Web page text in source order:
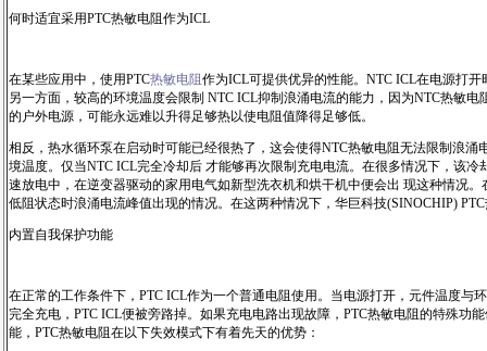
何时适宜采用PTC热敏电阻作为ICL
在某些应用中，使用PTC热敏电阻 作为ICL可提供优异的性能。NTC ICL在电源打
另一方面，较高的环境温度会限制 NTC ICL抑制浪涌电流的能力，因为NTC热敏
的户外电源，可能永远难以升得足够热以使电阻值降得足够低。
相反，热水循环泵在启动时可能已经很热了，这会使得NTC热敏电阻无法限制浪
境温度。仅当NTC ICL完全冷却后 才能够再次限制充电电流。在很多情况下，该
速放电中，在逆变器驱动的家用电气如新型洗衣机和烘干机中便会出 现这种情况
低阻状态时浪涌电流峰值出现的情况。在这两种情况下，华巨科技(SINOCHIP)
内置自我保护功能
在正常的工作条件下，PTC ICL作为一个普通电阻使用。当电源打开，元件温度与
完全充电，PTC ICL便被旁路掉。如果充电电路出现故障，PTC热敏电阻的特殊功
能，PTC热敏电阻在以下失效模式下有着先天的优势：